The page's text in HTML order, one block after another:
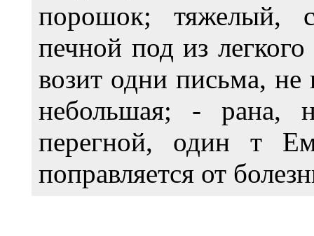
порошок; тяжелый,
печной под из
возит одни письма,
небольшая; - рана,
перегной, один т
поправляется от